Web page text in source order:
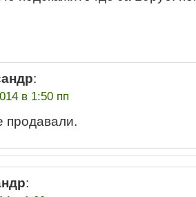
:
в 1:50 пп
продавали.
: